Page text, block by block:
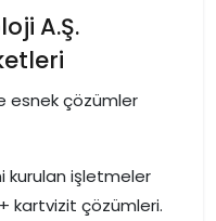
A.Ş.
esnek çözümler
kurulan işletmeler
kartvizit çözümleri.